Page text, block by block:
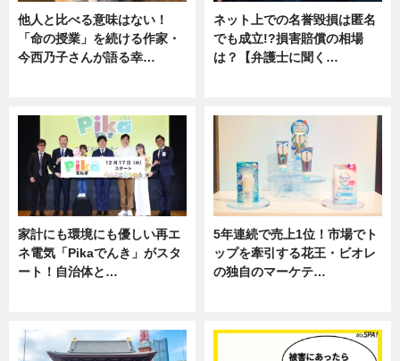
他人と比べる意味はない！
「命の授業」を続ける作家・
今西乃子さんが語る幸…
ネット上での名誉毀損は匿名
でも成立!?損害賠償の相場
は？【弁護士に聞く…
家計にも環境にも優しい再エ
ネ電気「Pikaでんき」がスタ
ート！自治体と…
5年連続で売上1位！市場でト
ップを牽引する花王・ビオレ
の独自のマーケテ…